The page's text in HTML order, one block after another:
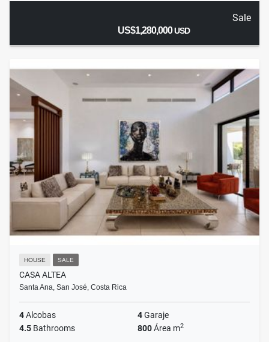
Sale
US$1,280,000USD
HOUSE SALE
CASA ALTEA
Santa Ana, San José, Costa Rica
4Alcobas 4Garaje
4.5 Bathrooms 800Área m2